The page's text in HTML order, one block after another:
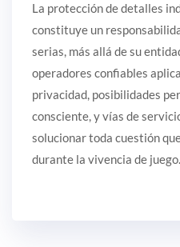
La protección de detalles
constituye un
serias, más allá de su
operadores confiables
privacidad, posibilidades
consciente, y vías de
solucionar toda cuestión
durante la vivencia de juego.